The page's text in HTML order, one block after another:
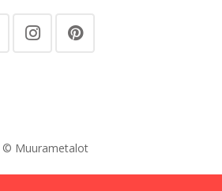
© Muurametalot